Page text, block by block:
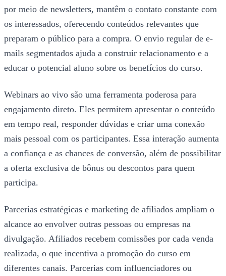
por meio de newsletters, mantêm o contato constante com
os interessados, oferecendo conteúdos relevantes que
preparam o público para a compra. O envio regular de e-
mails segmentados ajuda a construir relacionamento e a
educar o potencial aluno sobre os benefícios do curso.
Webinars ao vivo são uma ferramenta poderosa para
engajamento direto. Eles permitem apresentar o conteúdo
em tempo real, responder dúvidas e criar uma conexão
mais pessoal com os participantes. Essa interação aumenta
a confiança e as chances de conversão, além de possibilitar
a oferta exclusiva de bônus ou descontos para quem
participa.
Parcerias estratégicas e marketing de afiliados ampliam o
alcance ao envolver outras pessoas ou empresas na
divulgação. Afiliados recebem comissões por cada venda
realizada, o que incentiva a promoção do curso em
diferentes canais. Parcerias com influenciadores ou